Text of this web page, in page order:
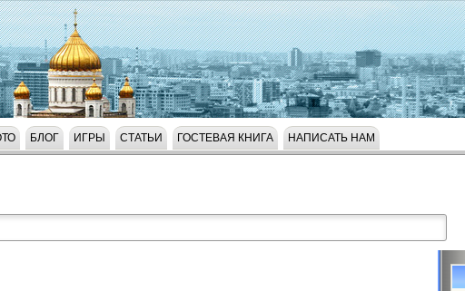
БЛОГ ИГРЫ СТАТЬИ ГОСТЕВАЯ КНИГА НАПИСАТЬ НАМ